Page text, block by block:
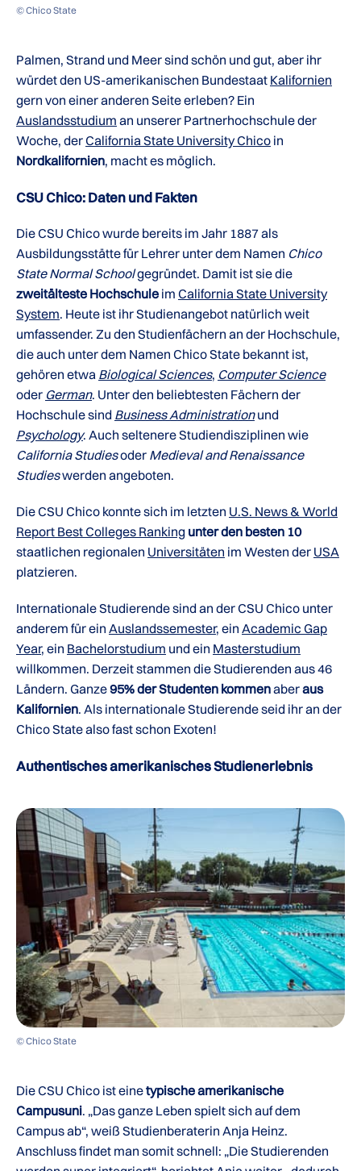
© Chico State
Palmen, Strand und Meer sind schön und gut, aber ihr
würdet den US-amerikanischen Bundestaat Kalifornien
gern von einer anderen Seite erleben? Ein
Auslandsstudium an unserer Partnerhochschule der
Woche, derCalifornia State University Chico in
Nordkalifornien, macht es möglich.
CSU Chico: Daten und Fakten
Die CSU Chico wurde bereits im Jahr 1887 als
Ausbildungsstätte für Lehrer unter dem Namen Chico
State Normal Schoolgegründet. Damit ist sie die
zweitälteste Hochschule im California State University
System. Heute ist ihr Studienangebot natürlich weit
umfassender. Zu den Studienfächern an der Hochschule,
die auch unter dem Namen Chico State bekannt ist,
gehören etwa Biological Sciences, Computer Science
oder German. Unter den beliebtesten Fächern der
Hochschule sind Business Administrationund
Psychology. Auch seltenere Studiendisziplinen wie
California Studiesoder Medieval and Renaissance
Studieswerden angeboten.
Die CSU Chico konnte sich im letzten U.S. News & World
Report Best Colleges Ranking unter den besten 10
staatlichen regionalen Universitäten im Westen der USA
platzieren.
Internationale Studierende sind an der CSU Chico unter
anderem für ein Auslandssemester, ein Academic Gap
Year, ein Bachelorstudium und ein Masterstudium
willkommen. Derzeit stammen die Studierenden aus 46
Ländern. Ganze95% der Studenten kommenaberaus
Kalifornien. Als internationale Studierende seid ihr an der
Chico State also fast schon Exoten!
Authentisches amerikanisches Studienerlebnis
© Chico State
Die CSU Chico ist einetypische amerikanische
Campusuni. „Das ganze Leben spielt sich auf dem
Campus ab“, weiß Studienberaterin Anja Heinz.
Anschluss findet man somit schnell: „Die Studierenden